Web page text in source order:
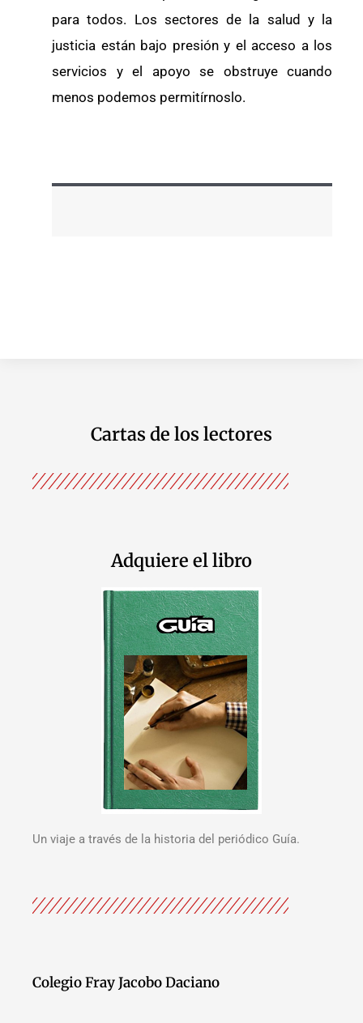
para todos. Los sectores de la salud y la
justicia están bajo presión y el acceso a los
servicios y el apoyo se obstruye cuando
menos podemos permitírnoslo.
Cartas de los lectores
Adquiere el libro
Un viaje a través de la historia del periódico Guía.
Colegio Fray Jacobo Daciano